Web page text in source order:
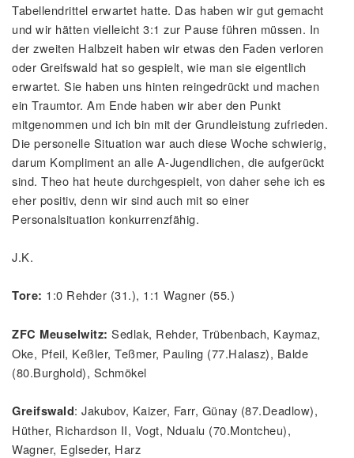
Tabellendrittel erwartet hatte. Das haben wir gut gemacht
und wir hätten vielleicht 3:1 zur Pause führen müssen. In
der zweiten Halbzeit haben wir etwas den Faden verloren
oder Greifswald hat so gespielt, wie man sie eigentlich
erwartet. Sie haben uns hinten reingedrückt und machen
ein Traumtor. Am Ende haben wir aber den Punkt
mitgenommen und ich bin mit der Grundleistung zufrieden.
Die personelle Situation war auch diese Woche schwierig,
darum Kompliment an alle A-Jugendlichen, die aufgerückt
sind. Theo hat heute durchgespielt, von daher sehe ich es
eher positiv, denn wir sind auch mit so einer
Personalsituation konkurrenzfähig.
J.K.
Tore: 1:0 Rehder (31.), 1:1 Wagner (55.)
ZFC Meuselwitz: Sedlak, Rehder, Trübenbach, Kaymaz,
Oke, Pfeil, Keßler, Teßmer, Pauling (77.Halasz), Balde
(80.Burghold), Schmökel
Greifswald: Jakubov, Kaizer, Farr, Günay (87.Deadlow),
Hüther, Richardson II, Vogt, Ndualu (70.Montcheu),
Wagner, Eglseder, Harz